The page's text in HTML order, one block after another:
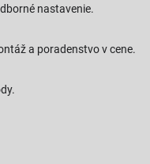
nastavenie.
a poradenstvo v cene.